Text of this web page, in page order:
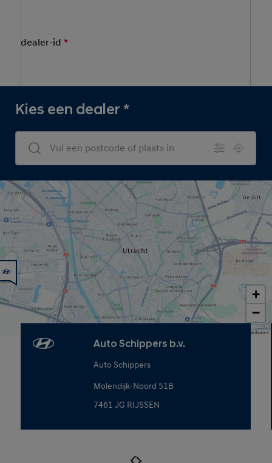
dealer-id*
+
−
Map data © OpenStreetMap contributors
Kies een dealer*
Dealers Search
Auto Schippers b.v.
Auto Schippers
Molendijk-Noord 51B
7461 JG RIJSSEN